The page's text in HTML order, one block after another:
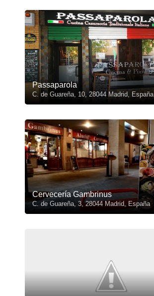
Passaparola
C. de Guareña, 10, 28044 Madrid, España
Cervecería Gambrinus
C. de Guareña, 3, 28044 Madrid, España